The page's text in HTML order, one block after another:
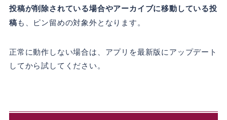
投稿が削除されている場合やアーカイブに移動している投
稿も、ピン留めの対象外となります。
正常に動作しない場合は、アプリを最新版にアップデート
してから試してください。